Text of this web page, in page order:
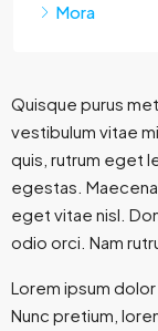
Mora
Quisque purus
vestibulum vitae
quis, rutrum eget
egestas.
eget vitae nisl.
odio orci. Nam
Lorem ipsum
Nunc pretium,